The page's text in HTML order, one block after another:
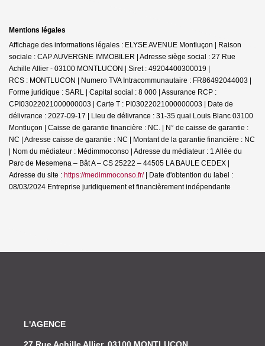
Mentions légales
Affichage des informations légales : ELYSE AVENUE Montluçon | Raison
sociale : CAP AUVERGNE IMMOBILER | Adresse siège social : 27 Rue
Achille Allier - 03100 MONTLUCON | Siret : 49204400300019 |
RCS : MONTLUCON | Numero TVA Intracommunautaire : FR86492044003 |
Forme juridique : SARL | Capital social : 8 000 | Assurance RCP :
CPI03022021000000003 | Carte T : PI03022021000000003 | Date de
délivrance : 2027-09-17 | Lieu de délivrance : 31-35 quai Louis Blanc 03100
Montluçon | Caisse de garantie financière : NC. | N° de caisse de garantie :
NC | Adresse caisse de garantie : NC | Montant de la garantie financière : NC
| Nom du médiateur : Médimmoconso | Adresse du médiateur : 1 Allée du
Parc de Mesemena – Bât A – CS 25222 – 44505 LA BAULE CEDEX |
Adresse du site : https://medimmoconso.fr/| Date d'obtention du label :
08/03/2024 Entreprise juridiquement et financièrement indépendante
L'AGENCE